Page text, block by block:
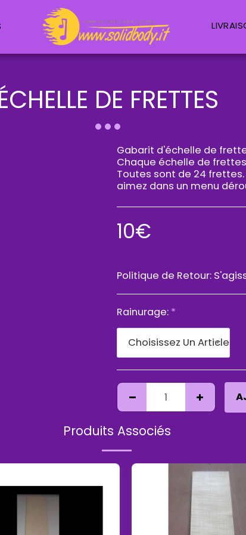
DE FRETTES
Gabarit d'échelle de
Chaque échelle de
Toutes sont de 24
aimez dans un menu
10€
Politique de Retour: S'agissant d'une vente à distance, le client dispose d'un droit de rétractation, les frais de port seront à sa
Rainurage: *
Choisissez Un Article
Produits Associés